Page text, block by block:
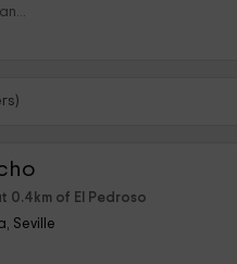
0.4km of El Pedroso
Seville